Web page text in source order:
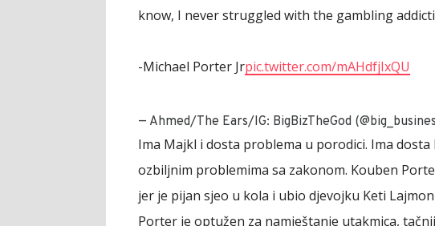
know, I never struggled with the gambling
-Michael Porter Jrpic.twitter.com/mAHdfjIxQU
— Ahmed/The Ears/IG: BigBizTheGod
Ima Majkl i dosta problema u porodici. Ima
ozbiljnim problemima sa zakonom. Kouben
jer je pijan sjeo u kola i ubio djevojku Keti
Porter je optužen za namještanje utakmica,